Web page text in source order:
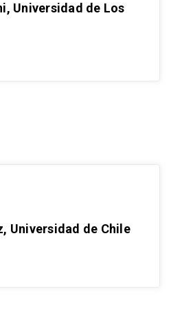
Universidad de Los
Universidad de Chile